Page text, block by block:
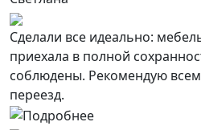
Сделали все идеально:
приехала в полной
соблюдены. Рекомендую
переезд.